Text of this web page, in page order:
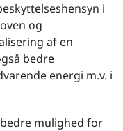
i
og
af en
bedre
energi m.v. i
mulighed for